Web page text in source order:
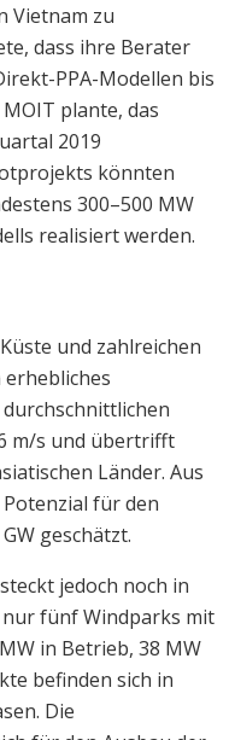
Vietnam zu
dass ihre Berater
PPA-Modellen bis
plante, das
2019
könnten
300–500 MW
realisiert werden.
und zahlreichen
m/s und übertrifft
Länder. Aus
für den
geschätzt.
jedoch noch in
fünf Windparks mit
in Betrieb, 38 MW
befinden sich in
Die